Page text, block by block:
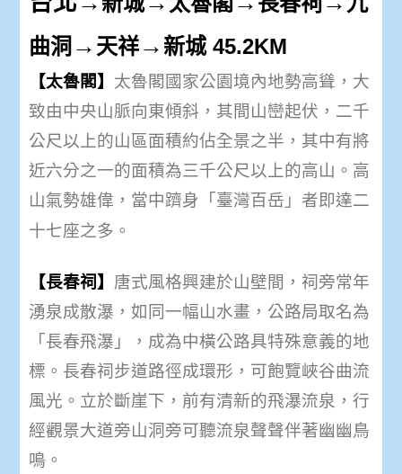
曲洞 → 天祥→ 新城 45.2KM
【太魯閣】 太魯閣國家公園境內地勢高聳，大
致由中央山脈向東傾斜，其間山巒起伏，二千
公尺以上的山區面積約佔全景之半，其中有將
近六分之一的面積為三千公尺以上的高山。高
山氣勢雄偉，當中躋身「臺灣百岳」者即達二
十七座之多。
【長春祠】 唐式風格興建於山壁間，祠旁常年
湧泉成散瀑，如同一幅山水畫，公路局取名為
「長春飛瀑」，成為中橫公路具特殊意義的地
標。長春祠步道路徑成環形，可飽覽峽谷曲流
風光。立於斷崖下，前有清新的飛瀑流泉，行
經觀景大道旁山洞旁可聽流泉聲聲伴著幽幽鳥
鳴。